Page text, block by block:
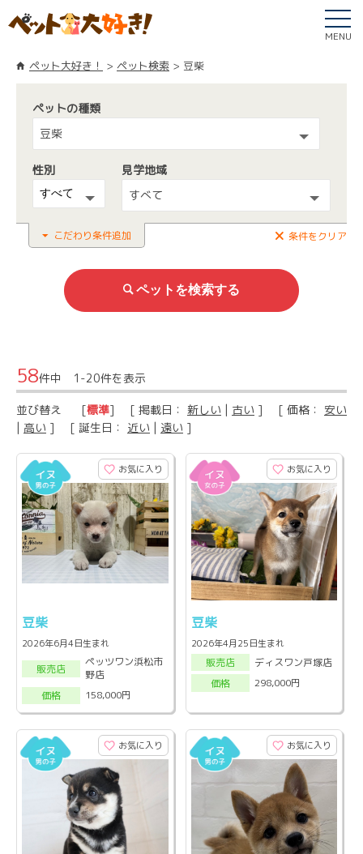
MENU
ペット大好き！ ペット検索 豆柴
ペットの種類
豆柴
性別
見学地域
すべて
こだわり条件追加 条件をクリア
58件中 1-20件を表示
並び替え [標準] [ 掲載日： 新しい | 古い ] [ 価格： 安い
| 高い ] [ 誕生日： 近い | 遠い ]
お気に入り
豆柴
2026年6月4日生まれ
販売店
ペッツワン浜松市
野店
価格
158,000円
お気に入り
豆柴
2026年4月25日生まれ
販売店
ディスワン戸塚店
価格
298,000円
お気に入り お気に入り